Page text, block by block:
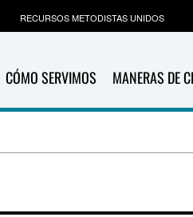
CÓMO SERVIMOS MANERAS DE
RECURSOS METODISTAS UNIDOS